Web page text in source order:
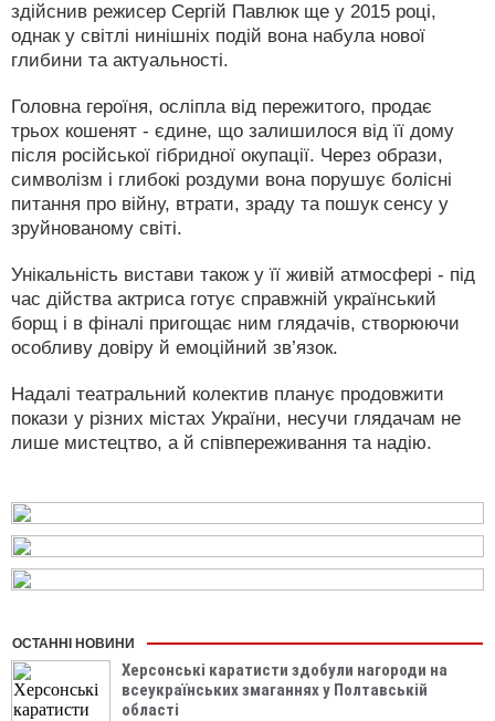
здійснив режисер Сергій Павлюк ще у 2015 році,
однак у світлі нинішніх подій вона набула нової
глибини та актуальності.
Головна героїня, осліпла від пережитого, продає
трьох кошенят - єдине, що залишилося від її дому
після російської гібридної окупації. Через образи,
символізм і глибокі роздуми вона порушує болісні
питання про війну, втрати, зраду та пошук сенсу у
зруйнованому світі.
Унікальність вистави також у її живій атмосфері - під
час дійства актриса готує справжній український
борщ і в фіналі пригощає ним глядачів, створюючи
особливу довіру й емоційний зв’язок.
Надалі театральний колектив планує продовжити
покази у різних містах України, несучи глядачам не
лише мистецтво, а й співпереживання та надію.
ОСТАННІ НОВИНИ
Херсонські каратисти здобули нагороди на
всеукраїнських змаганнях у Полтавській
області